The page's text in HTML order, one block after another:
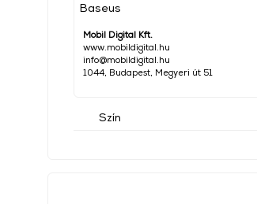
Baseus
Mobil Digital Kft.
www.mobildigital.hu
info@mobildigital.hu
1044, Budapest, Megyeri út 51
Szín